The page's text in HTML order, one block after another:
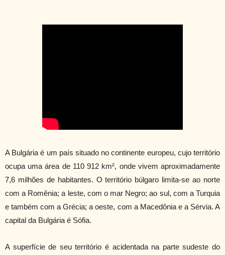
A Bulgária é um país situado no continente europeu, cujo território
ocupa uma área de 110 912 km², onde vivem aproximadamente
7,6 milhões de habitantes. O território búlgaro limita-se ao norte
com a Romênia; a leste, com o mar Negro; ao sul, com a Turquia
e também com a Grécia; a oeste, com a Macedônia e a Sérvia. A
capital da Bulgária é Sófia.
A superfície de seu território é acidentada na parte sudeste do